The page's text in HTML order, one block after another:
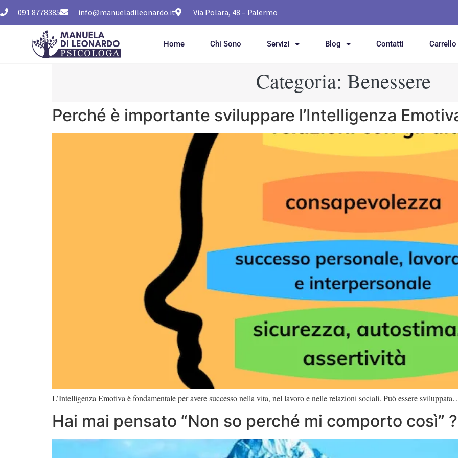
091 8778385 info@manueladileonardo.it Via Polara, 48 – Palermo
Home Chi Sono Servizi Blog Contatti Carrello
Categoria: Benessere
Perché è importante sviluppare l’Intelligenza
L’Intelligenza Emotiva è fondamentale per avere successo nella vita, nel lavoro e nelle relazioni sociali. Può essere
Hai mai pensato “Non so perché mi comporto così” ?